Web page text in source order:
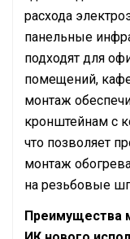
расхода
панельные
подходят для
помещений,
монтаж
кронштейнам с
что позволяет
монтаж
на резьбовые
Преимущества